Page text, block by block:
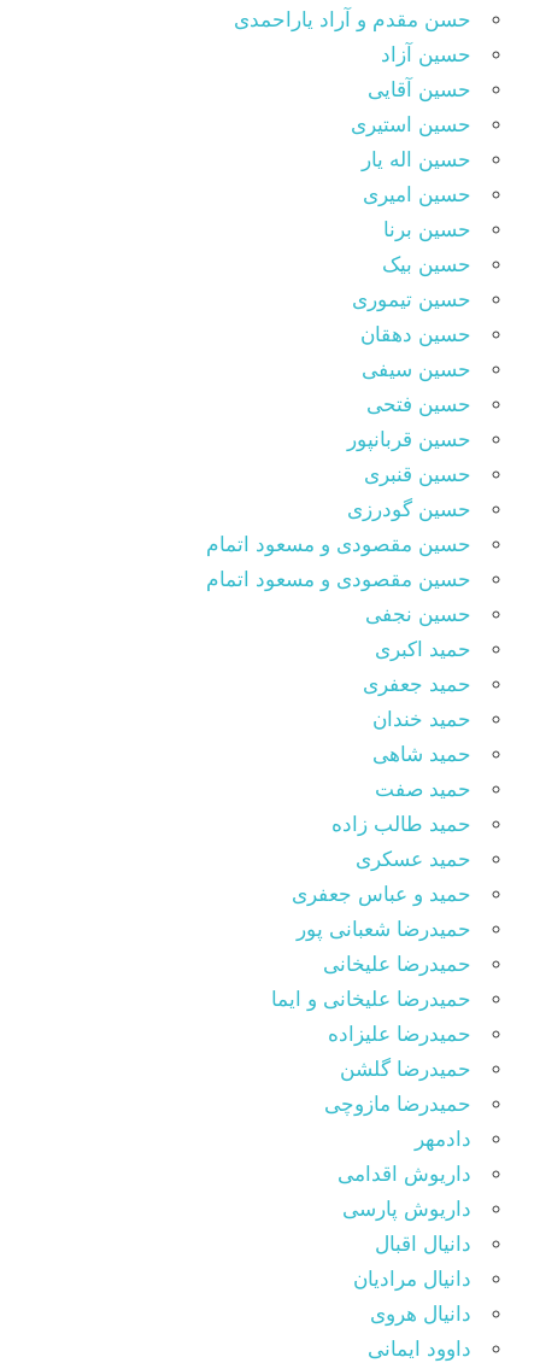
حسن مقدم و آراد یاراحمدی
حسین آزاد
حسین آقایی
حسین استیری
حسین اله یار
حسین امیری
حسین برنا
حسین بیک
حسین تیموری
حسین دهقان
حسین سیفی
حسین فتحی
حسین قربانپور
حسین قنبری
حسین گودرزی
حسین مقصودى و مسعود اتمام
حسین مقصودی و مسعود اتمام
حسین نجفی
حمید اکبری
حمید جعفری
حمید خندان
حمید شاهی
حمید صفت
حمید طالب زاده
حمید عسکری
حمید و عباس جعفری
حمیدرضا شعبانی پور
حمیدرضا علیخانی
حمیدرضا علیخانی و ایما
حمیدرضا علیزاده
حمیدرضا گلشن
حمیدرضا مازوچی
دادمهر
داریوش اقدامی
داریوش پارسی
دانیال اقبال
دانیال مرادیان
دانیال هروی
داوود ایمانی